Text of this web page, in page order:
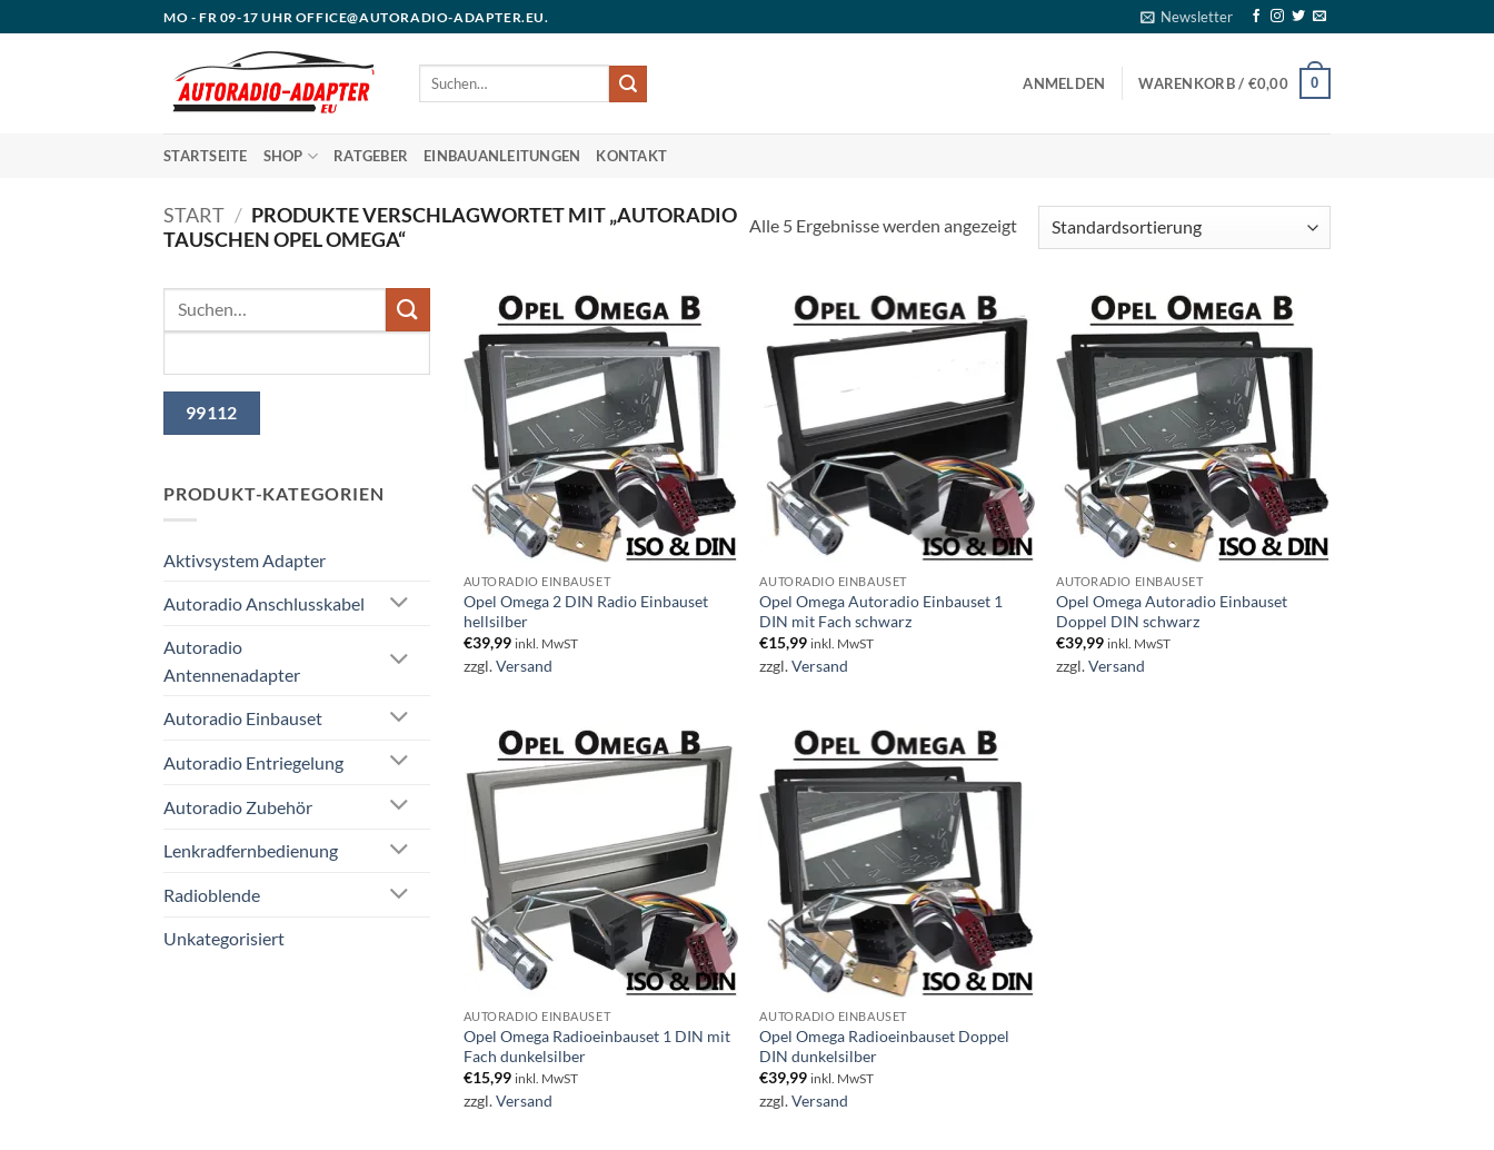
Inhalt
MO - FR 09-17 UHR OFFICE@AUTORADIO-ADAPTER.EU. Newsletter
Suchen
ANMELDEN WARENKORB / €0,00 0
STARTSEITE SHOP RATGEBER EINBAUANLEITUNGEN KONTAKT
START / PRODUKTE VERSCHLAGWORTET MIT „AUTORADIO
TAUSCHEN OPEL OMEGA“
Alle 5 Ergebnisse werden angezeigt
PRODUKT-KATEGORIEN
Aktivsystem Adapter
Autoradio Anschlusskabel
Autoradio
Antennenadapter
Autoradio Einbauset
Autoradio Entriegelung
Autoradio Zubehör
Lenkradfernbedienung
Radioblende
Unkategorisiert
AUTORADIO EINBAUSET
Opel Omega 2 DIN Radio Einbauset
hellsilber
€39,99 inkl. MwST
zzgl.Versand
AUTORADIO EINBAUSET
Opel Omega Autoradio Einbauset 1
DIN mit Fach schwarz
€15,99 inkl. MwST
zzgl.Versand
AUTORADIO EINBAUSET
Opel Omega Autoradio Einbauset
Doppel DIN schwarz
€39,99 inkl. MwST
zzgl.Versand
AUTORADIO EINBAUSET
Opel Omega Radioeinbauset 1 DIN mit
Fach dunkelsilber
€15,99 inkl. MwST
zzgl.Versand
AUTORADIO EINBAUSET
Opel Omega Radioeinbauset Doppel
DIN dunkelsilber
€39,99 inkl. MwST
zzgl.Versand